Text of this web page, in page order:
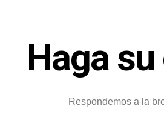
Haga
Respondemos a la